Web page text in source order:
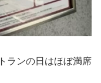
ランの日はほぼ満席